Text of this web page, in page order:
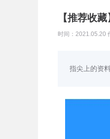
【推荐收
时间：2021.05.20
指尖上的资